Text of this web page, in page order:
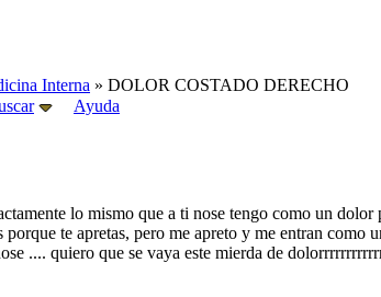
Interna » DOLOR COSTADO DERECHO
Ayuda
lo mismo que a ti nose tengo como un
porque te apretas, pero me apreto y me entran
.... quiero que se vaya este mierda de